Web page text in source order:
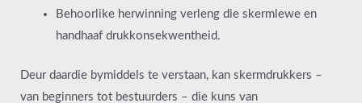
Behoorlike herwinning verleng die skermlewe en
handhaaf drukkonsekwentheid.
Deur daardie bymiddels te verstaan, kan skermdrukkers –
van beginners tot bestuurders – die kuns van